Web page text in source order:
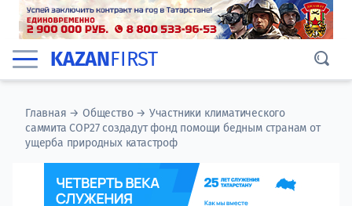
KAZANFIRST
Главная →Общество→ ​​​Участники климатического
саммита СОР27 создадут фонд помощи бедным странам от
ущерба природных катастроф